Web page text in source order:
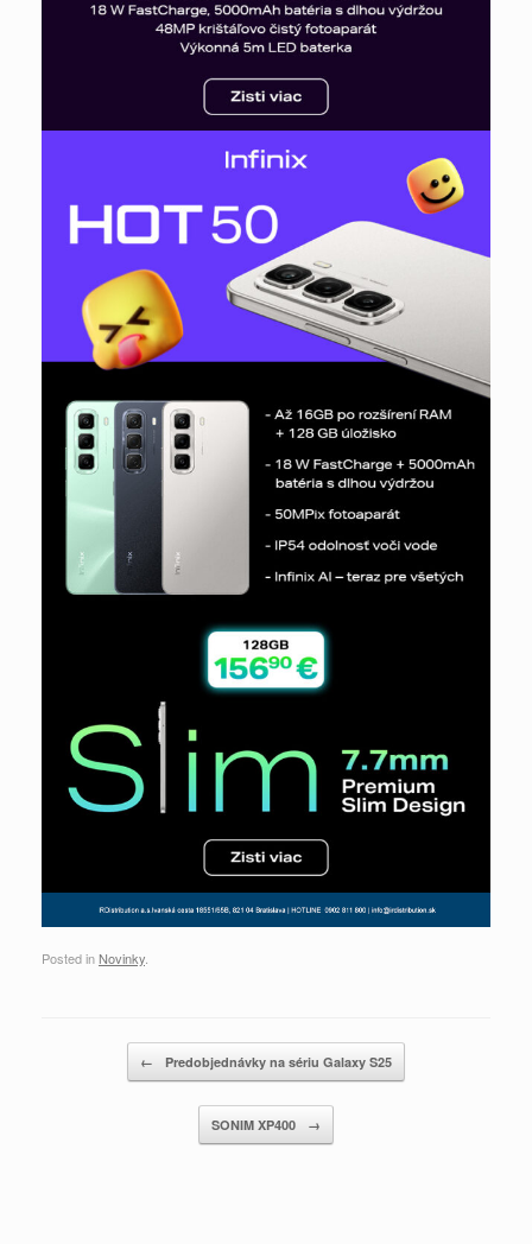
Posted in Novinky
← Predobjednávky na sériu Galaxy S25
SONIM XP400 →